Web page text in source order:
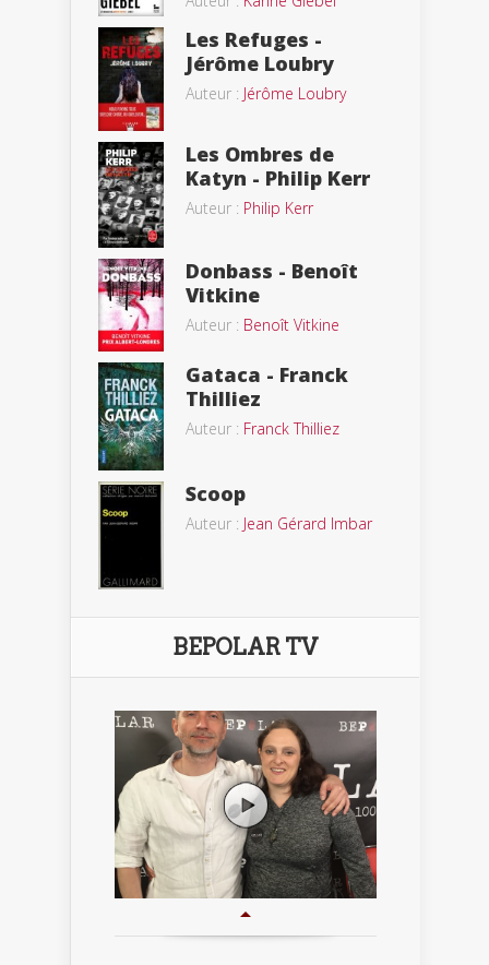
Les Refuges -
Jérôme Loubry
Auteur : Jérôme Loubry
Les Ombres de
Katyn - Philip Kerr
Auteur : Philip Kerr
Donbass - Benoît
Vitkine
Auteur : Benoît Vitkine
Gataca - Franck
Thilliez
Auteur : Franck Thilliez
Scoop
Auteur : Jean Gérard Imbar
BEPOLAR TV